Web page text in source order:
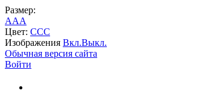
Размер:
AAA
Цвет: CCC
Изображения Вкл.Выкл.
Обычная версия сайта
Войти